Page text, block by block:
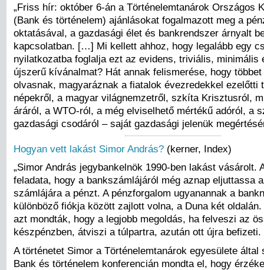
„Friss hír: október 6-án a Történelemtanárok Országos
(Bank és történelem) ajánlásokat fogalmazott meg a
oktatásával, a gazdasági élet és bankrendszer árnyalt
kapcsolatban. […] Mi kellett ahhoz, hogy legalább egy
nyilatkozatba foglalja ezt az evidens, triviális, minimális
újszerű kívánalmat? Hát annak felismerése, hogy
olvasnak, magyaráznak a fiatalok évezredekkel ezelőtti
népekről, a magyar világnemzetről, szkíta Krisztusról,
áráról, a WTO-ról, a még elviselhető mértékű adóról, a
gazdasági csodáról – saját gazdasági jelenük
Hogyan vett lakást Simor András? (kerner, Index)
„Simor András jegybankelnök 1990-ben lakást vásárolt.
feladata, hogy a bankszámlájáról még aznap eljuttassa
számlájára a pénzt. A pénzforgalom ugyanannak a
különböző fiókja között zajlott volna, a Duna két oldalán.
azt mondták, hogy a legjobb megoldás, ha felveszi az
készpénzben, átviszi a túlpartra, azután ott újra befizeti.
A történetet Simor a Történelemtanárok egyesülete által
Bank és történelem konferencián mondta el, hogy